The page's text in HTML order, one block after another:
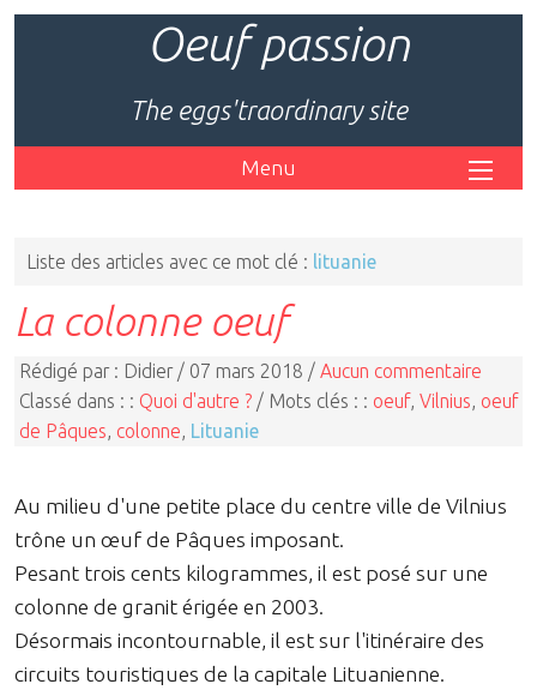
Oeuf passion
The eggs'traordinary site
Menu
Liste des articles avec ce mot clé : lituanie
La colonne oeuf
Rédigé par : Didier / 07 mars 2018 / Aucun commentaire
Classé dans : : Quoi d'autre ? / Mots clés : : oeuf, Vilnius oeuf
de Pâques colonne Lituanie
Au milieu d'une petite place du centre ville de Vilnius
trône un œuf de Pâques imposant.
Pesant trois cents kilogrammes, il est posé sur une
colonne de granit érigée en 2003.
Désormais incontournable, il est sur l'itinéraire des
circuits touristiques de la capitale Lituanienne.